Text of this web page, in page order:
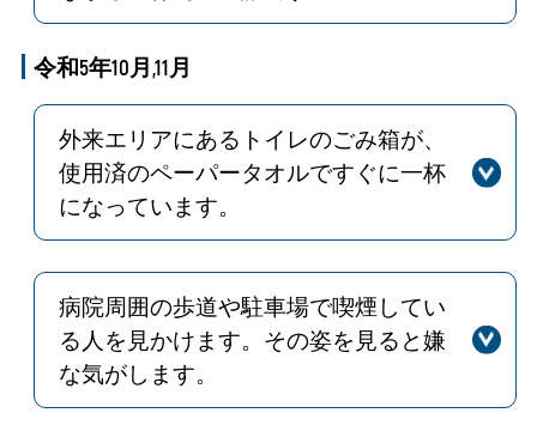
回答
お手紙ありがとうございます。
トイレに限らず、シャワー室やデイル
ームなど共用スペースを患者様が清潔
快適に使用できるように努めていきま
す。スタッフの励みになります。
令和5年10月,11月
外来エリアにあるトイレのごみ箱が、
使用済のペーパータオルですぐに一杯
になっています。
回答
外来エリアのゴミ箱を大きい物へ入れ
替えました。
貴重なご意見をありがとうございまし
た。
病院周囲の歩道や駐車場で喫煙してい
る人を見かけます。その姿を見ると嫌
な気がします。
回答
当院では、駐車場（駐車中のお車の中